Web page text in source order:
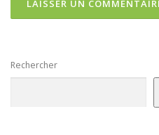
Rechercher